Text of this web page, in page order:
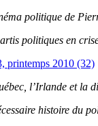
politique de
politiques en
printemps 2010 (32)
l’Irlande et la
histoire du